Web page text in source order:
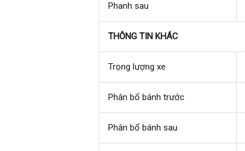
Phanh sau
THÔNG TIN KHÁC
Trọng lượng xe
Phân bổ bánh trước
Phân bổ bánh sau